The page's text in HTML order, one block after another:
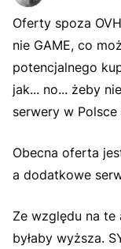
Oferty spoza
nie GAME, co
potencjalnego
jak... no... żeby
serwery w Polsce
Obecna oferta
a dodatkowe
Ze względu na te
byłaby wyższa.